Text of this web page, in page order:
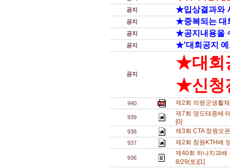
공지 ★입상결과와
공지 ★중복되는 대
공지 ★공지내용을
공지 ★'대회공지 예
공지
★대회
★신청
940 제2회 의령군생활
939
제7회 영도태종배
[0]
938 제3회 CTA 창원오
937 제2회 창원KTH배
936
제40회 하나치과배
8/29(토)[1]